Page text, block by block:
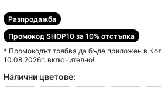
Разпродажба
Промокод SHOP10 за 10% отстъпка
* Промокодът трябва да бъде приложен в
10.08.2026г. включително!
Налични цветове: